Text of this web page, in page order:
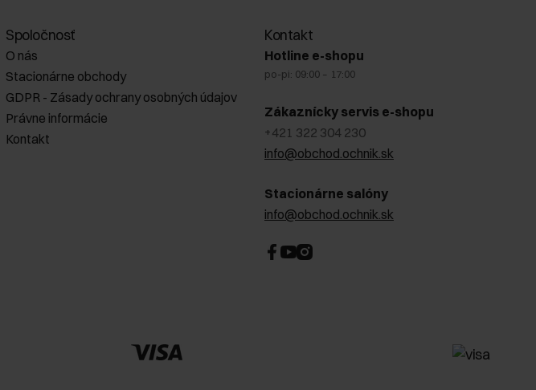
Spoločnosť
O nás
Stacionárne obchody
GDPR - Zásady ochrany osobných údajov
Právne informácie
Kontakt
Kontakt
Hotline e-shopu
po-pi: 09:00 – 17:00
Zákaznícky servis e-shopu
+421 322 304 230
info@obchod.ochnik.sk
Stacionárne salóny
info@obchod.ochnik.sk